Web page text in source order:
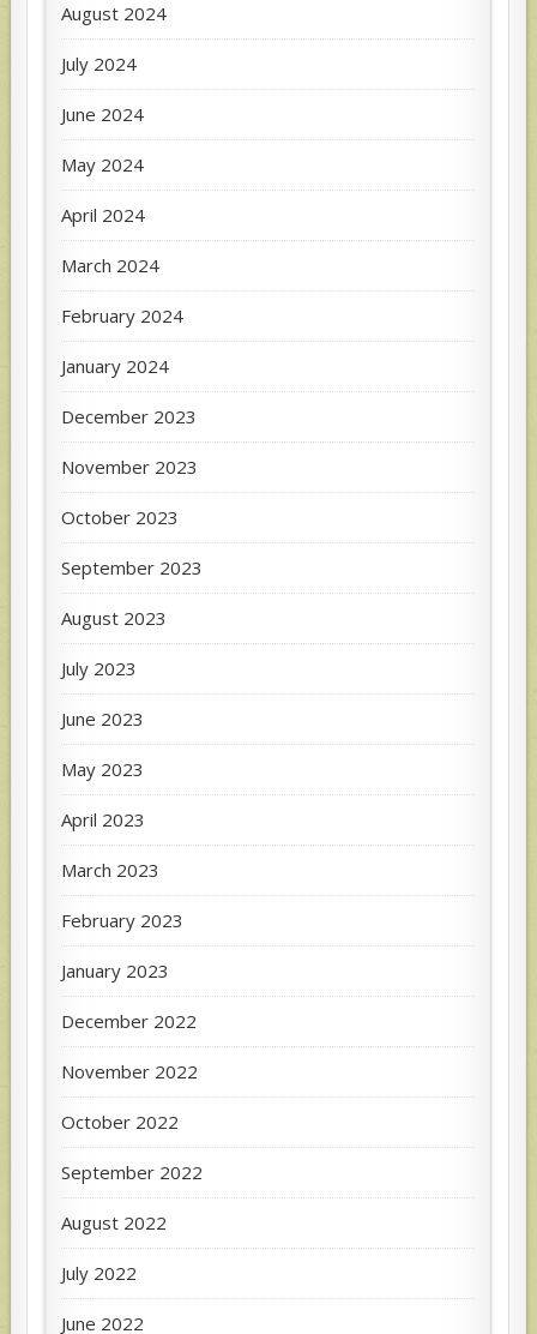
August 2024
July 2024
June 2024
May 2024
April 2024
March 2024
February 2024
January 2024
December 2023
November 2023
October 2023
September 2023
August 2023
July 2023
June 2023
May 2023
April 2023
March 2023
February 2023
January 2023
December 2022
November 2022
October 2022
September 2022
August 2022
July 2022
June 2022